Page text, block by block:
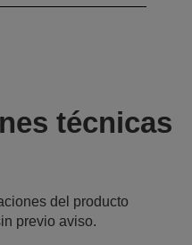
técnicas
del producto
previo aviso.